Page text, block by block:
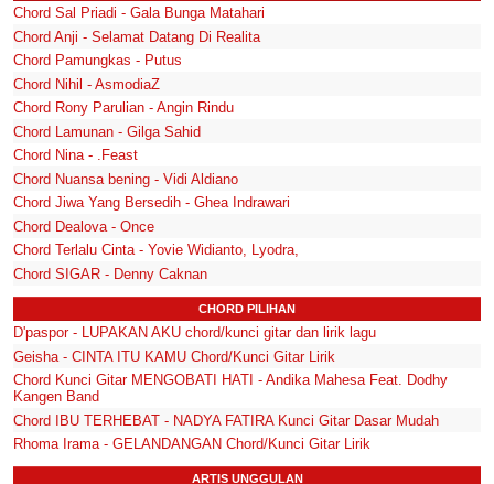
Chord Sal Priadi - Gala Bunga Matahari
Chord Anji - Selamat Datang Di Realita
Chord Pamungkas - Putus
Chord Nihil - AsmodiaZ
Chord Rony Parulian - Angin Rindu
Chord Lamunan - Gilga Sahid
Chord Nina - .Feast
Chord Nuansa bening - Vidi Aldiano
Chord Jiwa Yang Bersedih - Ghea Indrawari
Chord Dealova - Once
Chord Terlalu Cinta - Yovie Widianto, Lyodra,
Chord SIGAR - Denny Caknan
CHORD PILIHAN
D'paspor - LUPAKAN AKU chord/kunci gitar dan lirik lagu
Geisha - CINTA ITU KAMU Chord/Kunci Gitar Lirik
Chord Kunci Gitar MENGOBATI HATI - Andika Mahesa Feat. Dodhy
Kangen Band
Chord IBU TERHEBAT - NADYA FATIRA Kunci Gitar Dasar Mudah
Rhoma Irama - GELANDANGAN Chord/Kunci Gitar Lirik
ARTIS UNGGULAN